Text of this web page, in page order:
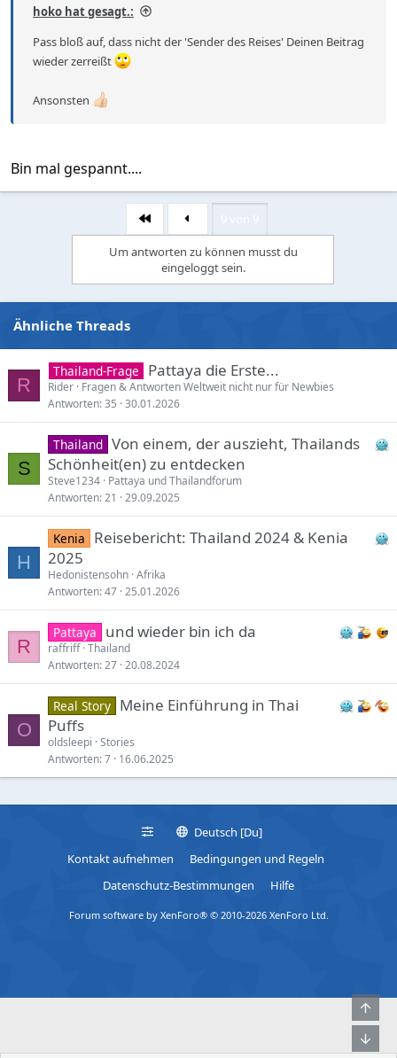
hoko hat gesagt.:
Pass bloß auf, dass nicht der 'Sender des Reises' Deinen Beitrag
wieder zerreißt
Ansonsten
Bin mal gespannt....
Erste
Um antworten zu können musst du
eingeloggt sein.
Ähnliche Threads
R
Thailand-Frage Pattaya die Erste...
Rider Fragen & Antworten Weltweit nicht nur für Newbies
Antworten 35 30.01.2026
S
Thailand Von einem, der auszieht, Thailands
Schönheit(en) zu entdecken
Steve1234 Pattaya und Thailandforum
Antworten 21 29.09.2025
H
Kenia
Reisebericht: Thailand 2024 & Kenia
2025
Hedonistensohn Afrika
Antworten 47 25.01.2026
R
Pattaya und wieder bin ich da
raffriff Thailand
Antworten 27 20.08.2024
O
Real Story Meine Einführung in Thai
Puffs
oldsleepi Stories
Antworten 7 16.06.2025
Deutsch [Du]
Kontakt aufnehmen
Bedingungen und Regeln
Datenschutz-Bestimmungen
Hilfe
Forum software by XenForo® © 2010-2026 XenForo Ltd.